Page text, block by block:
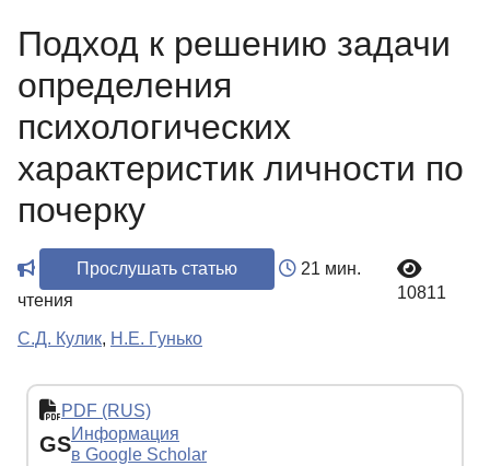
Подход к решению задачи
определения
психологических
характеристик личности по
почерку
Прослушать статью
21 мин.
чтения
10811
С.Д. Кулик, Н.Е. Гунько
PDF (RUS)
GSИнформация
в Google Scholar